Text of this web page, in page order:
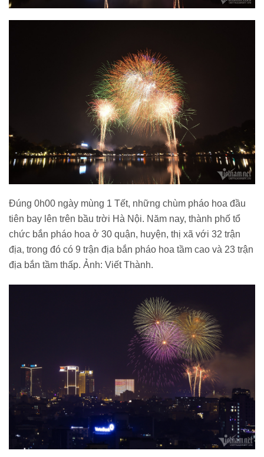
Đúng 0h00 ngày mùng 1 Tết, những chùm pháo hoa đầu
tiên bay lên trên bầu trời Hà Nội. Năm nay, thành phố tổ
chức bắn pháo hoa ở 30 quận, huyện, thị xã với 32 trận
địa, trong đó có 9 trận địa bắn pháo hoa tầm cao và 23 trận
địa bắn tầm thấp. Ảnh: Viết Thành.